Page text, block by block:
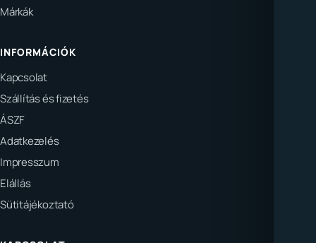
Márkák
INFORMÁCIÓK
Kapcsolat
Szállítás és fizetés
ÁSZF
Adatkezelés
Impresszum
Elállás
Sütitájékoztató